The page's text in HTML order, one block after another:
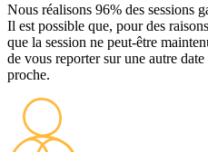
Nous réalisons 96% des sessions
Il est possible que, pour des
que la session ne peut-être
de vous reporter sur une autre
proche.